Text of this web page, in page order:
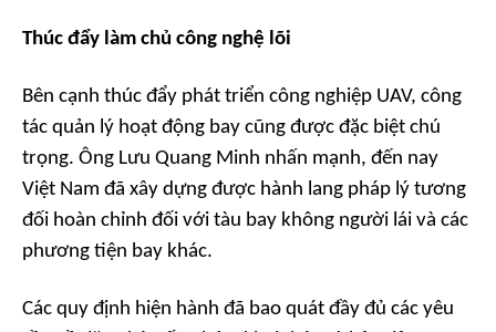
Thúc đẩy làm chủ công nghệ lõi
Bên cạnh thúc đẩy phát triển công nghiệp UAV, công
tác quản lý hoạt động bay cũng được đặc biệt chú
trọng. Ông Lưu Quang Minh nhấn mạnh, đến nay
Việt Nam đã xây dựng được hành lang pháp lý tương
đối hoàn chỉnh đối với tàu bay không người lái và các
phương tiện bay khác.
Các quy định hiện hành đã bao quát đầy đủ các yêu